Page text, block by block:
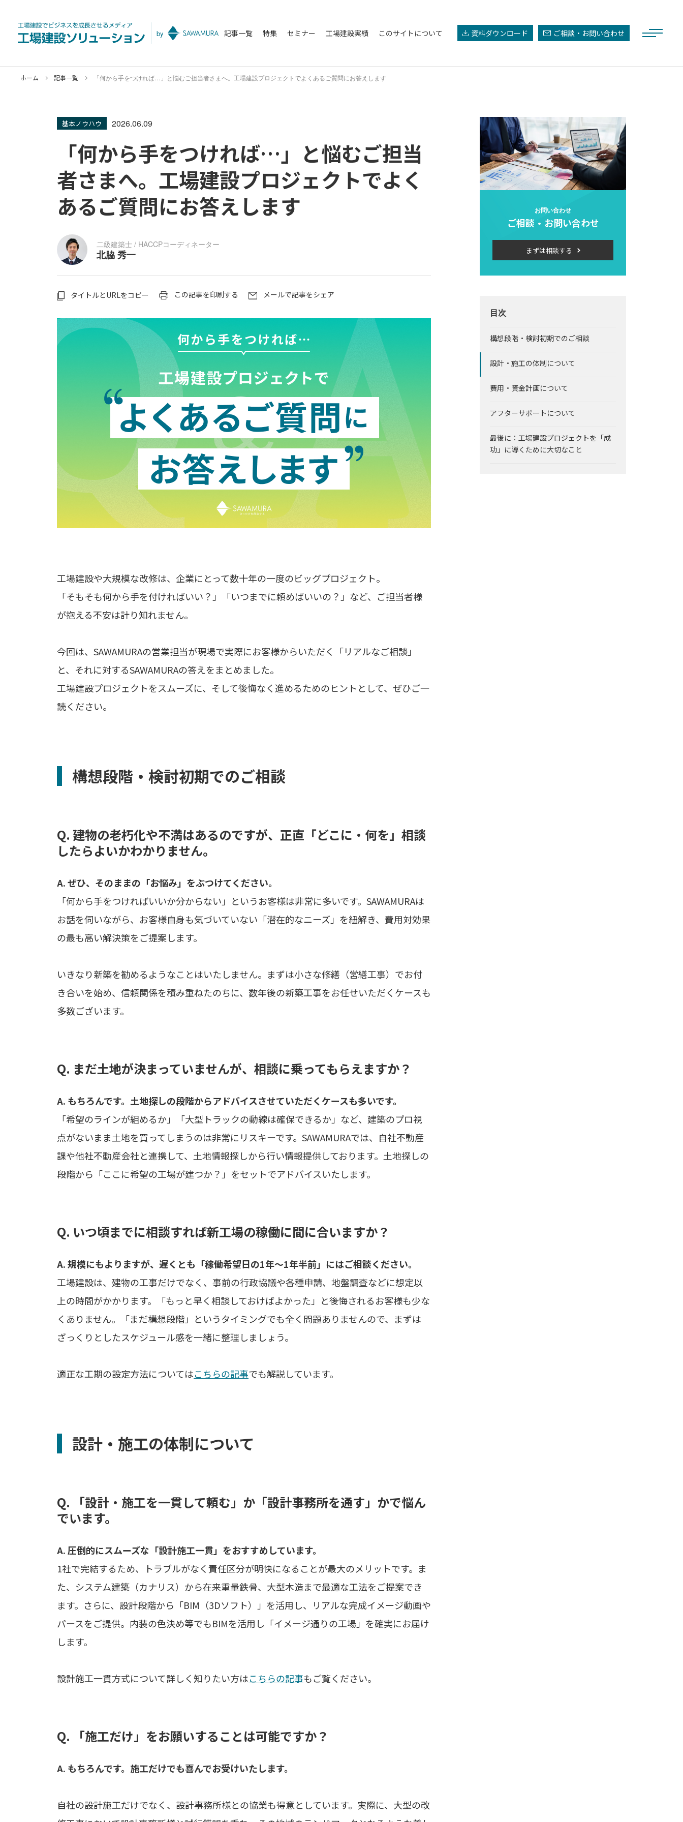
by 記事一覧 特集 セミナー 工場建設実績 このサイトについて 資料ダウンロード ご相談・お問い合わせ
ホーム 記事一覧 「何から手をつければ…」と悩むご担当者さまへ。工場建設プロジェクトでよくあるご質問にお答えします
基本ノウハウ 2026.06.09
「何から手をつければ…」と悩むご担当
者さまへ。工場建設プロジェクトでよく
あるご質問にお答えします
二級建築士 / HACCPコーディネーター
北脇 秀一
タイトルとURLをコピー この記事を印刷する メールで記事をシェア
工場建設や大規模な改修は、企業にとって数十年の一度のビッグプロジェクト。
「そもそも何から手を付ければいい？」「いつまでに頼めばいいの？」など、ご担当者様
が抱える不安は計り知れません。
今回は、SAWAMURAの営業担当が現場で実際にお客様からいただく「リアルなご相談」
と、それに対するSAWAMURAの答えをまとめました。
工場建設プロジェクトをスムーズに、そして後悔なく進めるためのヒントとして、ぜひご一
読ください。
構想段階・検討初期でのご相談
Q. 建物の老朽化や不満はあるのですが、正直「どこに・何を」相談
したらよいかわかりません。
A. ぜひ、そのままの「お悩み」をぶつけてください。
「何から手をつければいいか分からない」というお客様は非常に多いです。SAWAMURAは
お話を伺いながら、お客様自身も気づいていない「潜在的なニーズ」を紐解き、費用対効果
の最も高い解決策をご提案します。
いきなり新築を勧めるようなことはいたしません。まずは小さな修繕（営繕工事）でお付
き合いを始め、信頼関係を積み重ねたのちに、数年後の新築工事をお任せいただくケースも
多数ございます。
Q. まだ土地が決まっていませんが、相談に乗ってもらえますか？
A. もちろんです。土地探しの段階からアドバイスさせていただくケースも多いです。
「希望のラインが組めるか」「大型トラックの動線は確保できるか」など、建築のプロ視
点がないまま土地を買ってしまうのは非常にリスキーです。SAWAMURAでは、自社不動産
課や他社不動産会社と連携して、土地情報探しから行い情報提供しております。土地探しの
段階から「ここに希望の工場が建つか？」をセットでアドバイスいたします。
Q. いつ頃までに相談すれば新工場の稼働に間に合いますか？
A. 規模にもよりますが、遅くとも「稼働希望日の1年〜1年半前」にはご相談ください。
工場建設は、建物の工事だけでなく、事前の行政協議や各種申請、地盤調査などに想定以
上の時間がかかります。「もっと早く相談しておけばよかった」と後悔されるお客様も少な
くありません。「まだ構想段階」というタイミングでも全く問題ありませんので、まずは
ざっくりとしたスケジュール感を一緒に整理しましょう。
適正な工期の設定方法についてはこちらの記事でも解説しています。
設計・施工の体制について
Q. 「設計・施工を一貫して頼む」か「設計事務所を通す」かで悩ん
でいます。
A. 圧倒的にスムーズな「設計施工一貫」をおすすめしています。
1社で完結するため、トラブルがなく責任区分が明快になることが最大のメリットです。ま
た、システム建築（カナリス）から在来重量鉄骨、大型木造まで最適な工法をご提案でき
ます。さらに、設計段階から「BIM（3Dソフト）」を活用し、リアルな完成イメージ動画や
パースをご提供。内装の色決め等でもBIMを活用し「イメージ通りの工場」を確実にお届け
します。
設計施工一貫方式について詳しく知りたい方はこちらの記事もご覧ください。
Q. 「施工だけ」をお願いすることは可能ですか？
A. もちろんです。施工だけでも喜んでお受けいたします。
自社の設計施工だけでなく、設計事務所様との協業も得意としています。実際に、大型の改
お問い合わせ
ご相談・お問い合わせ
まずは相談する
目次
構想段階・検討初期でのご相談
設計・施工の体制について
費用・資金計画について
アフターサポートについて
最後に：工場建設プロジェクトを「成
功」に導くために大切なこと